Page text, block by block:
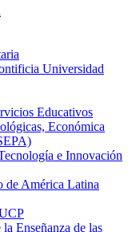
Universidad
Educativos
Económica
e Innovación
de América Latina
Enseñanza de las